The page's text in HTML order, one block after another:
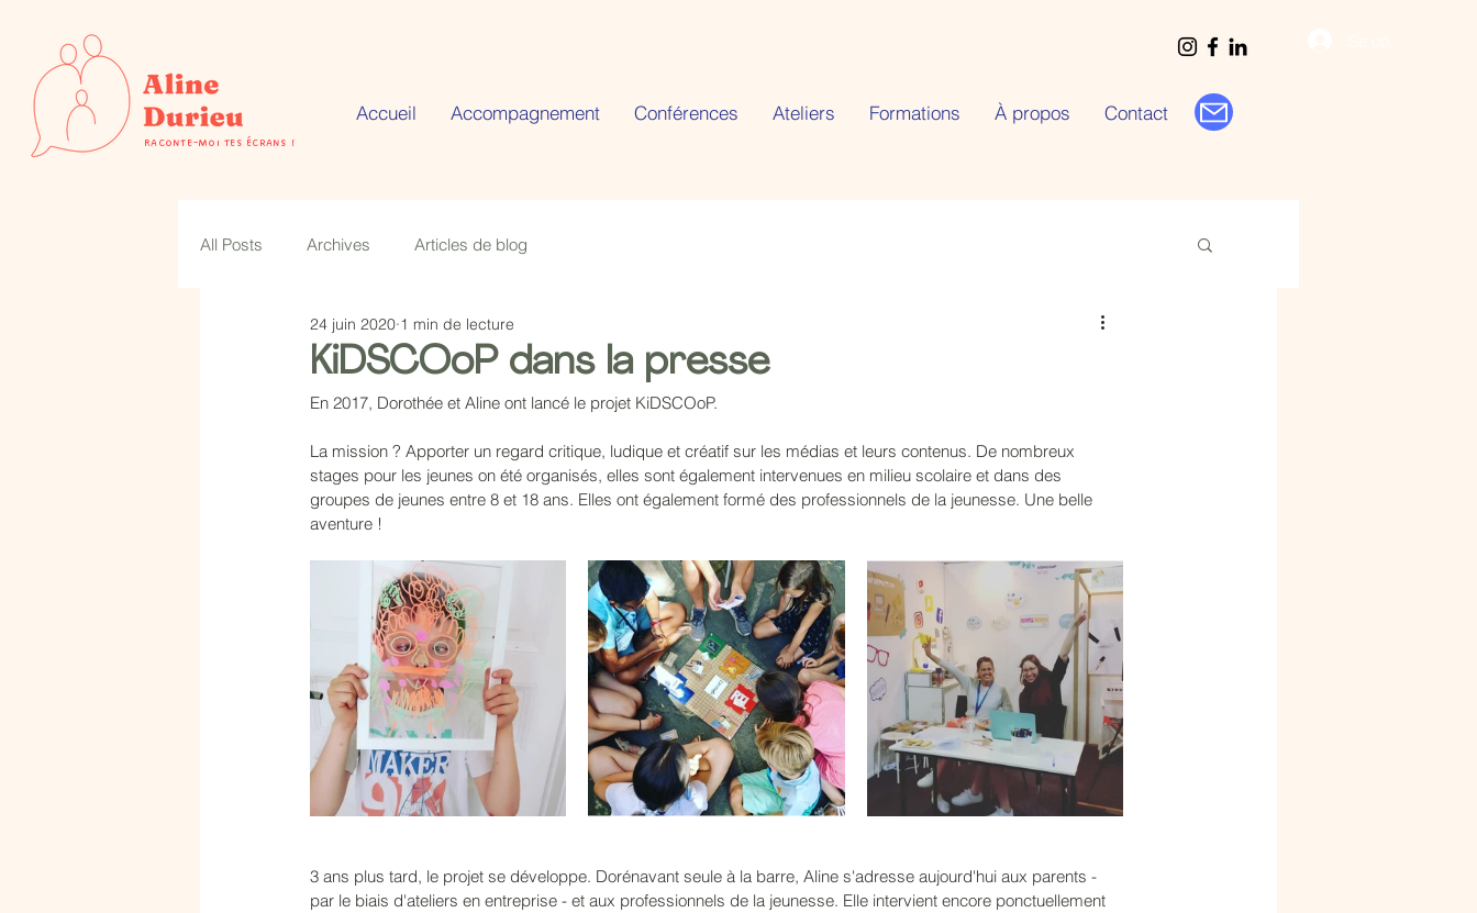
Raconte-moi tes écrans !
Accueil Accompagnement Conférences Ateliers Formations À propos Contact
All Posts Archives Articles de blog
KiDSCOoP dans la presse
24 juin 2020 1 min de lecture
En 2017, Dorothée et Aline ont lancé le projet KiDSCOoP.
La mission ? Apporter un regard critique, ludique et créatif sur les médias et leurs contenus. De nombreux
stages pour les jeunes on été organisés, elles sont également intervenues en milieu scolaire et dans des
groupes de jeunes entre 8 et 18 ans. Elles ont également formé des professionnels de la jeunesse. Une belle
aventure !
3 ans plus tard, le projet se développe. Dorénavant seule à la barre, Aline s'adresse aujourd'hui aux parents -
par le biais d'ateliers en entreprise - et aux professionnels de la jeunesse. Elle intervient encore ponctuellement